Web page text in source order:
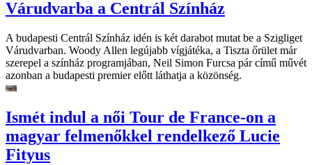
Várudvarba a Centrál Színház
A budapesti Centrál Színház idén is két darabot mutat be a Szigliget
Várudvarban. Woody Allen legújabb vígjátéka, a Tiszta őrület már
szerepel a színház programjában, Neil Simon Furcsa pár című művét
azonban a budapesti premier előtt láthatja a közönség.
Ismét indul a női Tour de France-on a
magyar felmenőkkel rendelkező Lucie
Fityus